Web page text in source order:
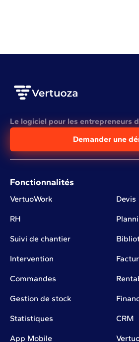
Le logiciel pour les entrepreneurs
Demander une
Fonctionnalités
VertuoWork Devis
RH
Suivi de chantier
Intervention
Commandes
Gestion de stock
Statistiques CRM
App Mobile